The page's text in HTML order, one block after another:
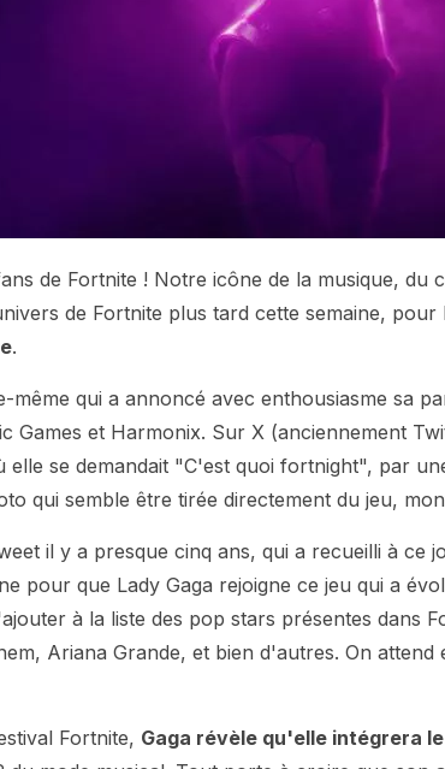
de Fortnite ! Notre icône de la musique, du
de Fortnite plus tard cette semaine,
.
même qui a annoncé avec enthousiasme sa
Games et Harmonix. Sur X (anciennement
elle se demandait "C'est quoi fortnight", par
qui semble être tirée directement du jeu,
il y a presque cinq ans, qui a recueilli à ce
pour que Lady Gaga rejoigne ce jeu qui a
à la liste des pop stars présentes dans
Ariana Grande, et bien d'autres. On
Fortnite, Gaga révèle qu'elle intégrera